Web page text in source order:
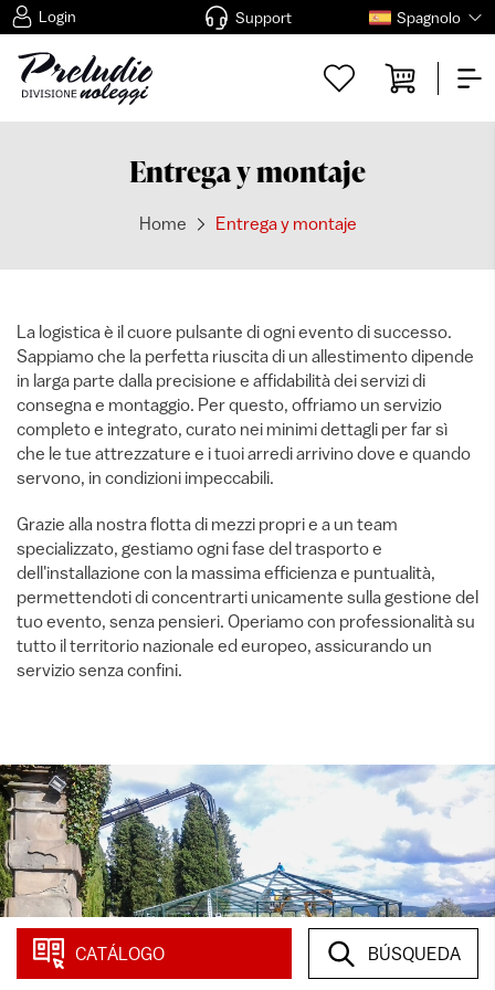
Login Support Spagnolo
Entrega y montaje
Home Entrega y montaje
La logistica è il cuore pulsante di ogni evento di successo.
Sappiamo che la perfetta riuscita di un allestimento dipende
in larga parte dalla precisione e affidabilità dei servizi di
consegna e montaggio. Per questo, offriamo un servizio
completo e integrato, curato nei minimi dettagli per far sì
che le tue attrezzature e i tuoi arredi arrivino dove e quando
servono, in condizioni impeccabili.
Grazie alla nostra flotta di mezzi propri e a un team
specializzato, gestiamo ogni fase del trasporto e
dell'installazione con la massima efficienza e puntualità,
permettendoti di concentrarti unicamente sulla gestione del
tuo evento, senza pensieri. Operiamo con professionalità su
tutto il territorio nazionale ed europeo, assicurando un
servizio senza confini.
CATÁLOGO BÚSQUEDA